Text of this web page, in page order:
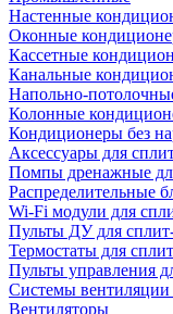
Настенные
Оконные
Кассетные
Канальные
Напольно-
Колонные
Кондиционеры без
Аксессуары для
Помпы дренажные
Распределительные
Wi-Fi модули для
Пульты ДУ для
Термостаты для
Пульты управления
Системы вентиляции
Вентиляторы